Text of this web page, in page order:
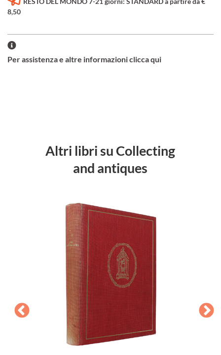
8,50
Per assistenza e altre informazioni clicca qui
Altri libri su Collecting
and antiques